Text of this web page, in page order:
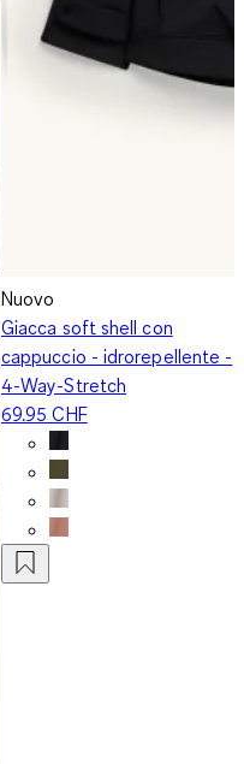
Nuovo
Giacca soft shell con
cappuccio - idrorepellente -
4-Way-Stretch
69.95 CHF